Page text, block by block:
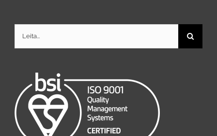
Search
for: